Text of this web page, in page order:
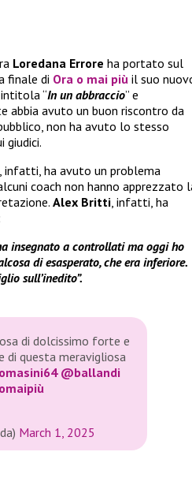
Loredana Errore ha portato sul
finale di Ora o mai più il suo
“In un abbraccio” e
abbia avuto un buon riscontro da
non ha avuto lo stesso
infatti, ha avuto un problema
coach non hanno apprezzato
Alex Britti, infatti, ha
insegnato a controllati ma oggi ho
di esasperato, che era inferiore.
sull’inedito”.
di dolcissimo forte e
di questa meravigliosa
@ballandi
March 1, 2025